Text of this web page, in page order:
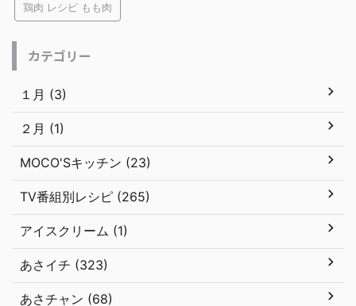
鶏肉 レシピ もも肉
カテゴリー
１月 (3)
２月 (1)
MOCO'Sキッチン (23)
TV番組別レシピ (265)
アイスクリーム (1)
あさイチ (323)
あさチャン (68)